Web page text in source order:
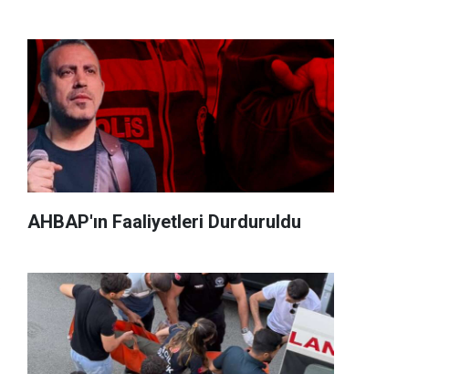
AHBAP'ın Faaliyetleri Durduruldu